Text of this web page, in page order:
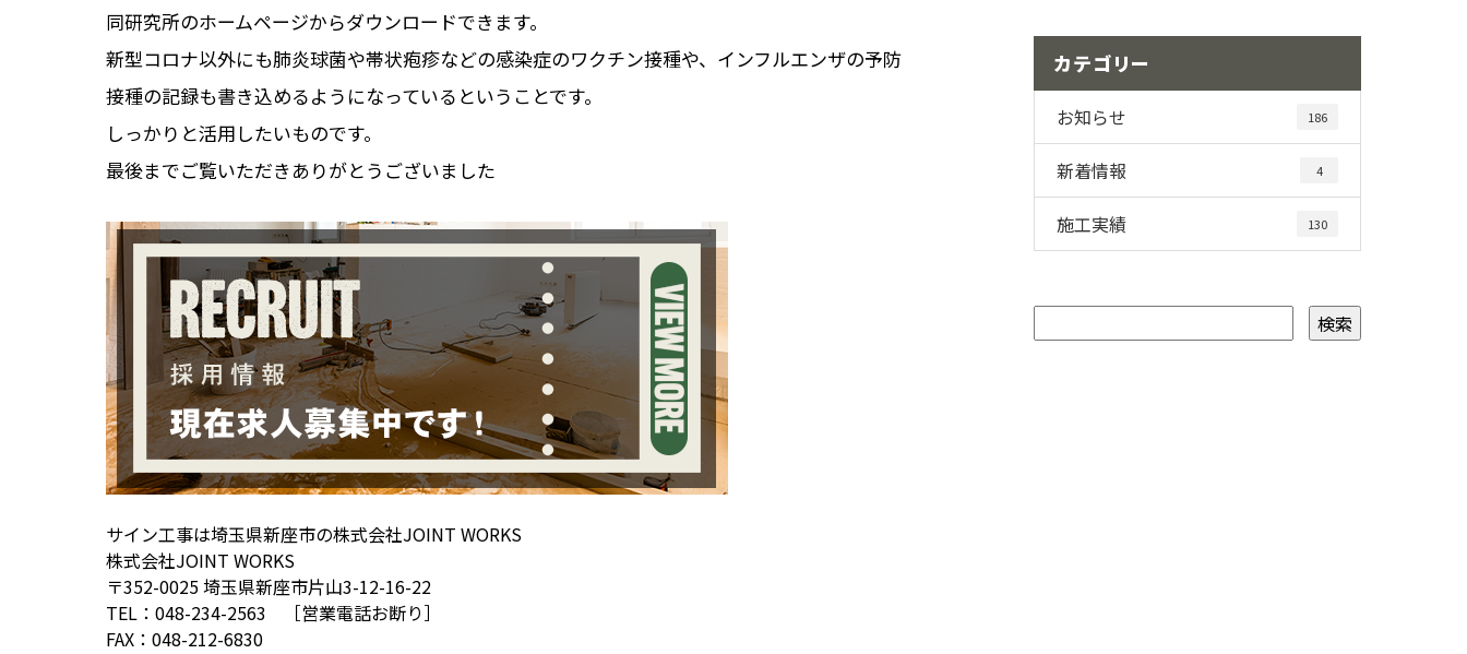
同研究所のホームページからダウンロードできます。
新型コロナ以外にも肺炎球菌や帯状疱疹などの感染症のワクチン接種や、インフルエンザの予防
接種の記録も書き込めるようになっているということです。
しっかりと活用したいものです。
最後までご覧いただきありがとうございました
サイン工事は埼玉県新座市の株式会社JOINT WORKS
株式会社JOINT WORKS
〒352-0025 埼玉県新座市片山3-12-16-22
TEL：048-234-2563 ［営業電話お断り］
FAX：048-212-6830
カテゴリー
お知らせ 186
新着情報 4
施工実績 130